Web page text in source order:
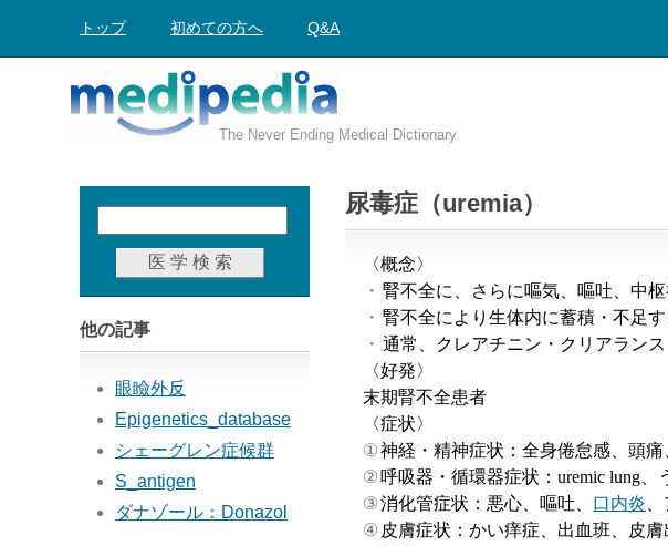
尿毒症（uremia）
〈概念〉
・ 腎不全に、さらに嘔気、嘔吐、中
・ 腎不全により生体内に蓄積・不足
・ 通常、クレアチニン・クリアランス
〈好発〉
末期腎不全患者
〈症状〉
①神経・精神症状：全身倦怠感、頭痛
② 呼吸器・循環器症状： uremic lung
③消化管症状：悪心、嘔吐、 口内炎
④ 皮膚症状：かい痒症、出血班、皮
他の記事
眼瞼外反
Epigenetics_database
シェーグレン症候群
S_antigen
ダナゾール：Donazol
トップ 初めての方へ Q&A
The Never Ending Medical Dictionary